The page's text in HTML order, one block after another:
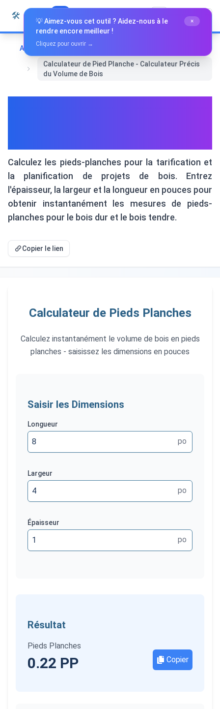
Passer au contenu
🛠️ Français
Accueil
Outils de conversion
Calculateur de Pied Planche - Calculateur Précis
du Volume de Bois
Calculez les pieds-planches pour la tarification et
la planification de projets de bois. Entrez
l'épaisseur, la largeur et la longueur en pouces pour
obtenir instantanément les mesures de pieds-
planches pour le bois dur et le bois tendre.
Copier le lien
Calculateur de Pieds Planches
Calculez instantanément le volume de bois en pieds
planches - saisissez les dimensions en pouces
Saisir les Dimensions
Longueur
po
Largeur
po
Épaisseur
po
Résultat
Pieds Planches
0.22 PP Copier
💡 Aimez-vous cet outil ? Aidez-nous à le
rendre encore meilleur !
×
Cliquez pour ouvrir →